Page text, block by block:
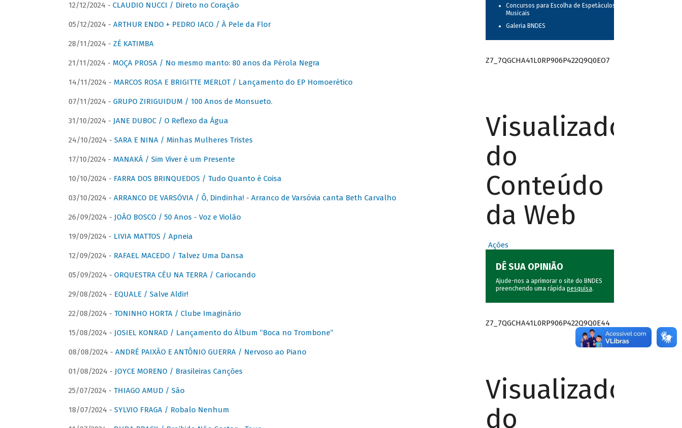
12/12/2024 - CLAUDIO NUCCI / Direto no Coração
05/12/2024 - ARTHUR ENDO + PEDRO IACO / À Pele da Flor
28/11/2024 - ZÉ KATIMBA
21/11/2024 - MOÇA PROSA / No mesmo manto: 80 anos da Pérola Negra
14/11/2024 - MARCOS ROSA E BRIGITTE MERLOT / Lançamento do EP Homoerético
07/11/2024 - GRUPO ZIRIGUIDUM / 100 Anos de Monsueto.
31/10/2024 - JANE DUBOC / O Reflexo da Água
24/10/2024 - SARA E NINA / Minhas Mulheres Tristes
17/10/2024 - MANAKÁ / Sim Viver é um Presente
10/10/2024 - FARRA DOS BRINQUEDOS / Tudo Quanto é Coisa
03/10/2024 - ARRANCO DE VARSÓVIA / Ô, Dindinha! - Arranco de Varsóvia canta Beth Carvalho
26/09/2024 - JOÃO BOSCO / 50 Anos - Voz e Violão
19/09/2024 - LIVIA MATTOS / Apneia
12/09/2024 - RAFAEL MACEDO / Talvez Uma Dansa
05/09/2024 - ORQUESTRA CÉU NA TERRA / Cariocando
29/08/2024 - EQUALE / Salve Aldir!
22/08/2024 - TONINHO HORTA / Clube Imaginário
15/08/2024 - JOSIEL KONRAD / Lançamento do Álbum “Boca no Trombone”
08/08/2024 - ANDRÉ PAIXÃO E ANTÔNIO GUERRA / Nervoso ao Piano
01/08/2024 - JOYCE MORENO / Brasileiras Canções
25/07/2024 - THIAGO AMUD / São
18/07/2024 - SYLVIO FRAGA / Robalo Nenhum
Concursos para Escolha de Espetáculos
Musicais
Galeria BNDES
Z7_7QGCHA41L0RP906P422Q9Q0EO7
Visualizador
do
Conteúdo
da Web
Ações
DÊ SUA OPINIÃO
Ajude-nos a aprimorar o site do BNDES
preenchendo uma rápida pesquisa.
Z7_7QGCHA41L0RP906P422Q9Q0E44
Visualizador
do